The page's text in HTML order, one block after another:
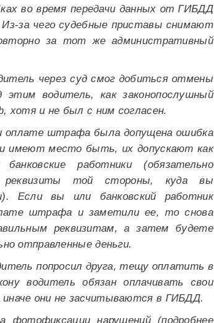
во время передачи данных от ГИБДД
Из-за чего судебные приставы снимают
за тот же административный
через суд смог добиться отмены
водитель, как законопослушный
хотя и не был с ним согласен.
оплате штрафа была допущена ошибка
имеют место быть, их допускают как
работники (обязательно
реквизиты той стороны, куда вы
Если вы или банковский работник
штрафа и заметили ее, то снова
реквизитам, а затем будете
отправленные деньги.
попросил друга, тещу оплатить в
водитель обязан оплачивать свои
они не засчитываются в ГИБДД.
фотофиксации нарушений (подробнее